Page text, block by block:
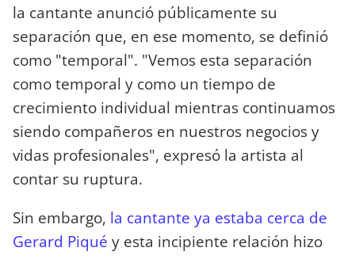
la cantante anunció públicamente su
separación que, en ese momento, se definió
como "temporal". "Vemos esta separación
como temporal y como un tiempo de
crecimiento individual mientras continuamos
siendo compañeros en nuestros negocios y
vidas profesionales", expresó la artista al
contar su ruptura.
Sin embargo, la cantante ya estaba cerca de
Gerard Piqué y esta incipiente relación hizo